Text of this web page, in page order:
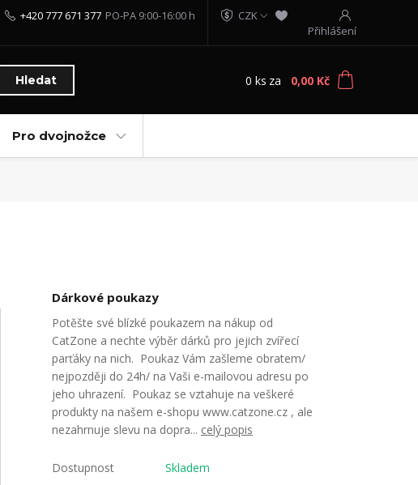
CZK
Přihlášení
Hledat
+420 777 671 377 PO-PA 9:00-16:00 h
0 ks za 0,00 Kč
Pro dvojnožce
Dárkové poukazy
Potěšte své blízké poukazem na nákup od
CatZone a nechte výběr dárků pro jejich zvířecí
parťáky na nich. Poukaz Vám zašleme obratem/
nejpozději do 24h/ na Vaši e-mailovou adresu po
jeho uhrazení. Poukaz se vztahuje na veškeré
produkty na našem e-shopu www.catzone.cz , ale
nezahrnuje slevu na dopra... celý popis
Dostupnost Skladem